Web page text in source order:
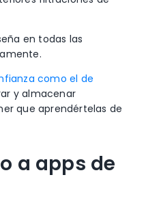
en todas las
como el de
y almacenar
que aprendértelas de
a apps de